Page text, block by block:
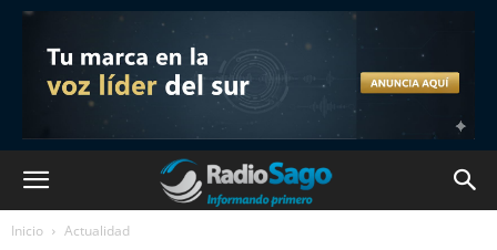
Inicio Actualidad